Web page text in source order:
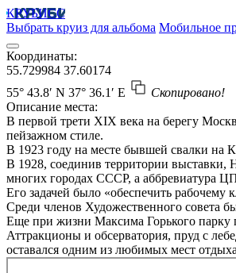
КРУБИСС
Выбрать круиз для альбома Мобильное
Координаты:
55.729984 37.60174
55° 43.8′ N 37° 36.1′ E
Скопировано!
Описание места:
В первой трети XIX века на берегу
пейзажном стиле.
В 1923 году на месте бывшей свалки на
В 1928, соединив территории выставки,
многих городах СССР, а аббревиатура
Его задачей было «обеспечить рабочему
Среди членов Художественного совета
Еще при жизни Максима Горького парку
Аттракционы и обсерватория, пруд с
оставался одним из любимых мест